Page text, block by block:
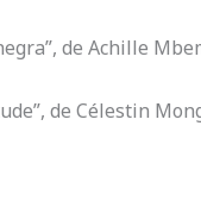
de Achille
de Célestin